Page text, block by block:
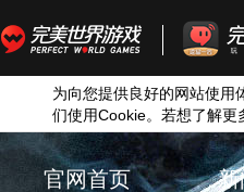
为向您提供良好的网站使用
们使用Cookie。若想了解更
官网首页 新